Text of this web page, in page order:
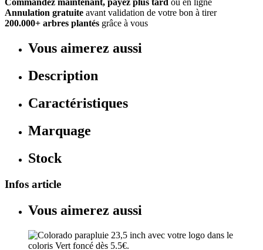
Commandez maintenant, payez plus tard ou en ligne
Annulation gratuite avant validation de votre bon à tirer
200.000+ arbres plantés grâce à vous
Vous aimerez aussi
Description
Caractéristiques
Marquage
Stock
Infos article
Vous aimerez aussi